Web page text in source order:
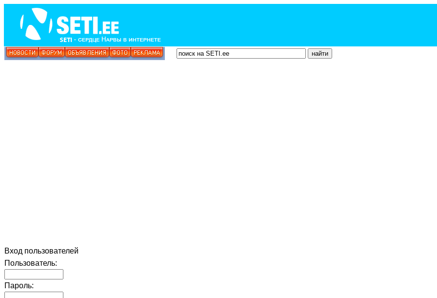
Вход пользователей
Пользователь:
Пароль: